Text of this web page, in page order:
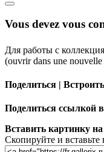
Vous devez vous
Для работы с
(ouvrir dans une nouvelle
Поделиться | Встроить
Поделиться ссылкой
Вставить картинку
Скопируйте и вставьте